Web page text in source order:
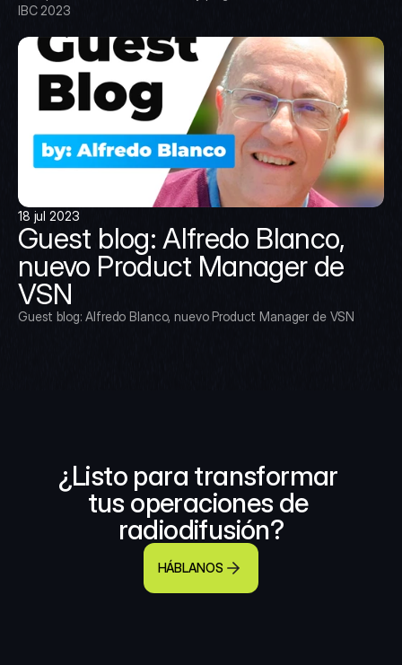
IBC 2023
18 jul 2023
Guest blog: Alfredo Blanco,
nuevo Product Manager de
VSN
Guest blog: Alfredo Blanco, nuevo Product Manager de VSN
¿Listo para transformar
tus operaciones de
radiodifusión?
HÁBLANOS